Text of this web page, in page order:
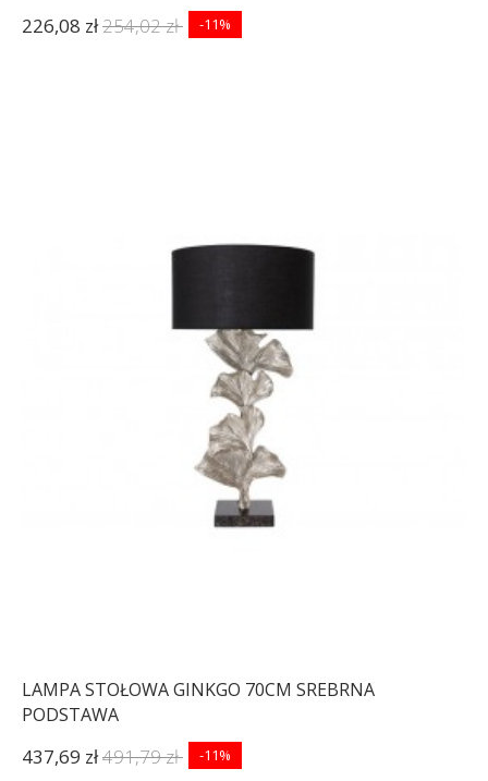
226,08 zł254,02 zł -11%
LAMPA STOŁOWA GINKGO 70CM SREBRNA
PODSTAWA
437,69 zł491,79 zł -11%